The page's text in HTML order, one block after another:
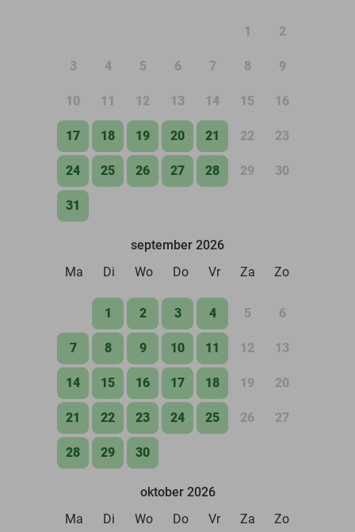
1 2
3 4 5 6 7 8 9
10 11 12 13 14 15 16
17 18 19 20 21 22 23
24 25 26 27 28 29 30
31
september 2026
Ma
Di Wo Do Vr Za Zo
1 2 3 4 5 6
7 8 9 10 11 12 13
14 15 16 17 18 19 20
21 22 23 24 25 26 27
28 29 30
oktober 2026
Ma
Di Wo Do Vr Za Zo